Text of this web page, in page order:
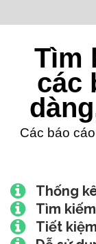
Tìm
các
Các báo
Thống
Tìm
Tiết